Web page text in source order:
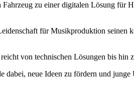
zu einer digitalen Lösung für
für Musikproduktion seinen
von technischen Lösungen bis hin
dabei, neue Ideen zu fördern und junge